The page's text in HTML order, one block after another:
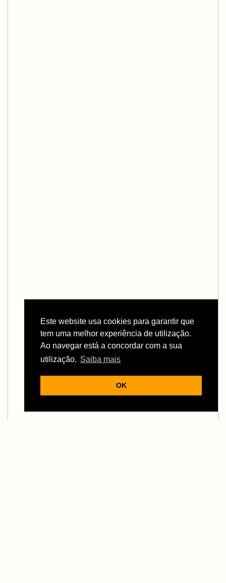
Este website usa cookies para garantir que
tem uma melhor experiência de utilização.
Ao navegar está a concordar com a sua
utilização. Saiba mais
OK